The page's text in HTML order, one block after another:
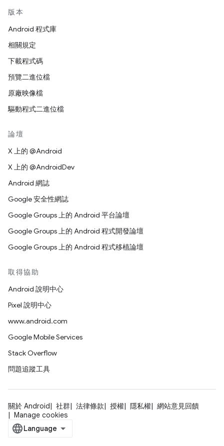
版本
Android 程式庫
相關規定
下載程式碼
預覽二進位檔
原廠映像檔
驅動程式二進位檔
論壇
X 上的 @Android
X 上的 @AndroidDev
Android 網誌
Google 安全性網誌
Google Groups 上的 Android 平台論壇
Google Groups 上的 Android 程式開發論壇
Google Groups 上的 Android 程式移植論壇
取得協助
Android 說明中心
Pixel 說明中心
www.android.com
Google Mobile Services
Stack Overflow
問題追蹤工具
關於 Android 社群 法律條款 授權 隱私權
網站意見回饋
Manage cookies